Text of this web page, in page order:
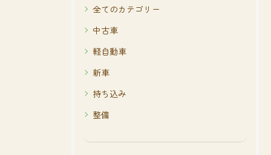
全てのカテゴリー
中古車
軽自動車
新車
持ち込み
整備